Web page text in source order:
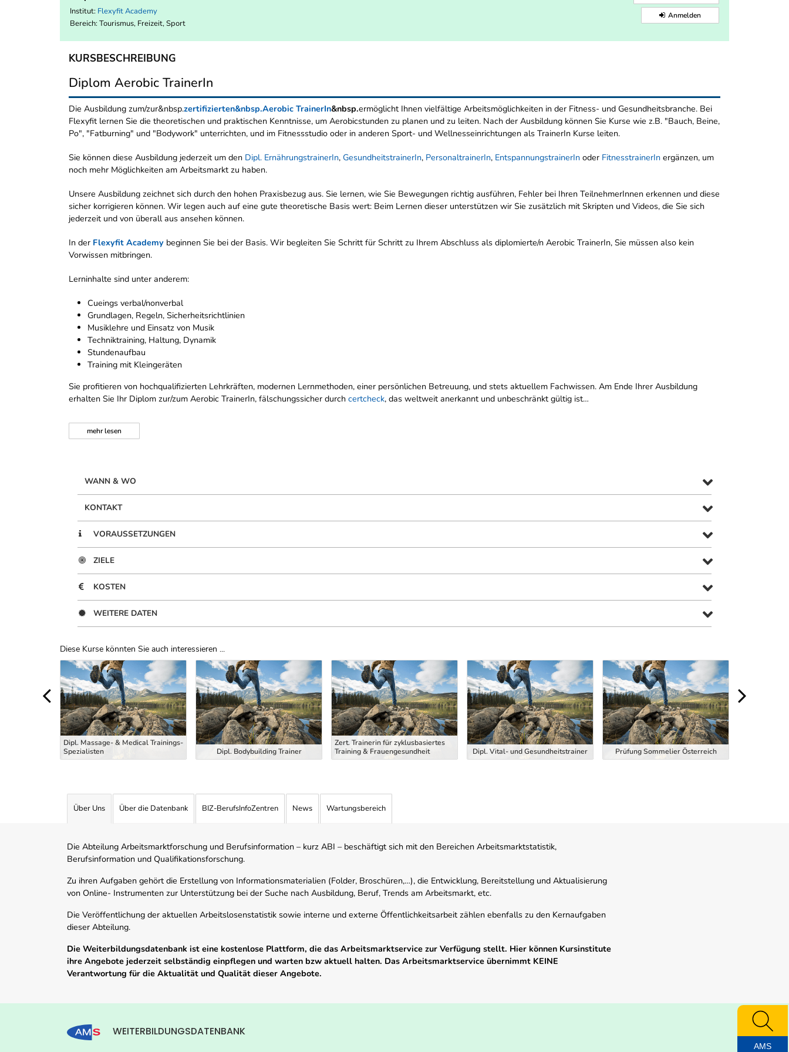
Institut: Flexyfit Academy
Bereich: Tourismus, Freizeit, Sport
Anmelden
KURSBESCHREIBUNG
Diplom Aerobic TrainerIn
Die Ausbildung zum/zur&nbsp.zertifizierten&nbsp.Aerobic TrainerIn&nbsp.ermöglicht Ihnen vielfältige Arbeitsmöglichkeiten in der Fitness- und Gesundheitsbranche. Bei
Flexyfit lernen Sie die theoretischen und praktischen Kenntnisse, um Aerobicstunden zu planen und zu leiten. Nach der Ausbildung können Sie Kurse wie z.B. "Bauch, Beine,
Po", "Fatburning" und "Bodywork" unterrichten, und im Fitnessstudio oder in anderen Sport- und Wellnesseinrichtungen als TrainerIn Kurse leiten.
Sie können diese Ausbildung jederzeit um den Dipl. ErnährungstrainerIn, GesundheitstrainerIn, PersonaltrainerIn, EntspannungstrainerIn oder FitnesstrainerIn ergänzen, um
noch mehr Möglichkeiten am Arbeitsmarkt zu haben.
Unsere Ausbildung zeichnet sich durch den hohen Praxisbezug aus. Sie lernen, wie Sie Bewegungen richtig ausführen, Fehler bei Ihren TeilnehmerInnen erkennen und diese
sicher korrigieren können. Wir legen auch auf eine gute theoretische Basis wert: Beim Lernen dieser unterstützen wir Sie zusätzlich mit Skripten und Videos, die Sie sich
jederzeit und von überall aus ansehen können.
In der Flexyfit Academy beginnen Sie bei der Basis. Wir begleiten Sie Schritt für Schritt zu Ihrem Abschluss als diplomierte/n Aerobic TrainerIn, Sie müssen also kein
Vorwissen mitbringen.
Lerninhalte sind unter anderem:
Cueings verbal/nonverbal
Grundlagen, Regeln, Sicherheitsrichtlinien
Musiklehre und Einsatz von Musik
Techniktraining, Haltung, Dynamik
Stundenaufbau
Training mit Kleingeräten
Sie profitieren von hochqualifizierten Lehrkräften, modernen Lernmethoden, einer persönlichen Betreuung, und stets aktuellem Fachwissen. Am Ende Ihrer Ausbildung
erhalten Sie Ihr Diplom zur/zum Aerobic TrainerIn, fälschungssicher durch certcheck, das weltweit anerkannt und unbeschränkt gültig ist…
mehrlesen
WANN & WO
KONTAKT
VORAUSSETZUNGEN
ZIELE
KOSTEN
WEITERE DATEN
Diese Kurse könnten Sie auch interessieren ...
Uber Weiterbildungsvorschläge
Dipl. Massage- & Medical Trainings-
Spezialisten
Dipl. Bodybuilding Trainer
Zert. Trainerin für zyklusbasiertes
Training & Frauengesundheit
Dipl. Vital- und Gesundheitstrainer Prüfung Sommelier Österreich
Über Uns Über die Datenbank BIZ-BerufsInfoZentren News Wartungsbereich
Die Abteilung Arbeitsmarktforschung und Berufsinformation – kurz ABI – beschäftigt sich mit den Bereichen Arbeitsmarktstatistik,
Berufsinformation und Qualifikationsforschung.
Zu ihren Aufgaben gehört die Erstellung von Informationsmaterialien (Folder, Broschüren,…), die Entwicklung, Bereitstellung und Aktualisierung
von Online- Instrumenten zur Unterstützung bei der Suche nach Ausbildung, Beruf, Trends am Arbeitsmarkt, etc.
Die Veröffentlichung der aktuellen Arbeitslosenstatistik sowie interne und externe Öffentlichkeitsarbeit zählen ebenfalls zu den Kernaufgaben
dieser Abteilung.
Die Weiterbildungsdatenbank ist eine kostenlose Plattform, die das Arbeitsmarktservice zur Verfügung stellt. Hier können Kursinstitute
ihre Angebote jederzeit selbständig einpflegen und warten bzw aktuell halten. Das Arbeitsmarktservice übernimmt KEINE
Verantwortung für die Aktualität und Qualität dieser Angebote.
WEITERBILDUNGSDATENBANK
AMS